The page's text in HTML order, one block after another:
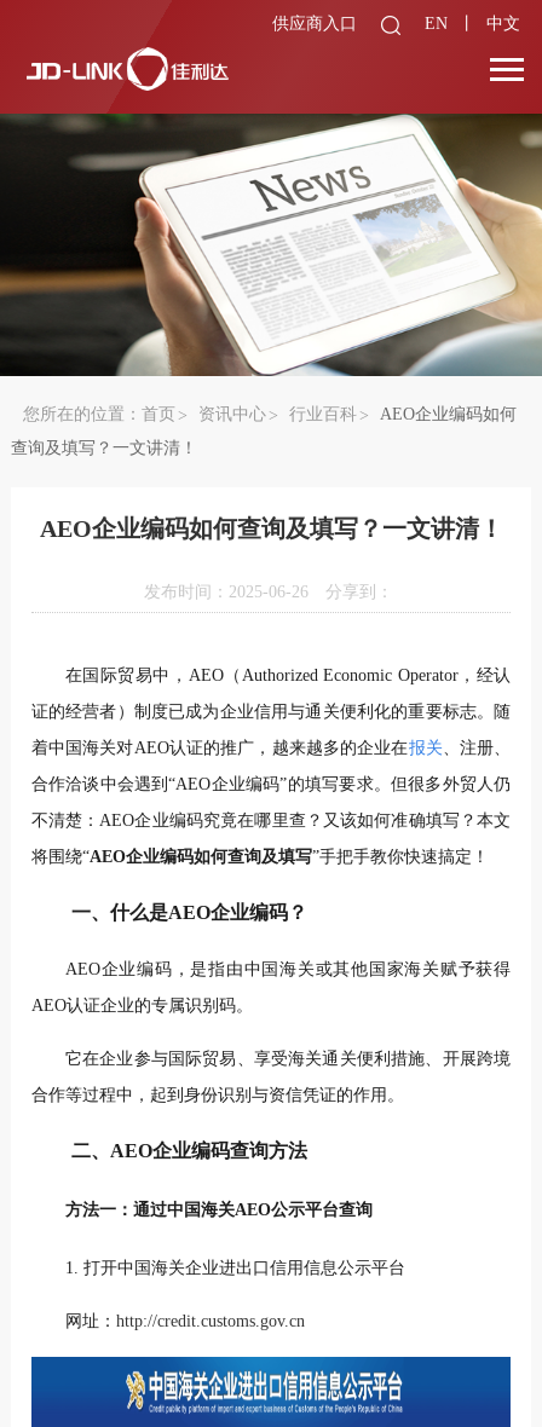
供应商入口 EN 中文
您所在的位置： 首页 资讯中心 行业百科
AEO企业编码如何
查询及填写？一文讲清！
AEO企业编码如何查询及填写？一文讲清！
发布时间：2025-06-26 分享到：
在国际贸易中，AEO（Authorized Economic Operator， 经认
证的经营者 ）制度已成为企业信用与通关便利化的重要标志。随
着中国海关对AEO认证的推广，越来越多的企业在报关、注册、
合作洽谈中会遇到“AEO企业编码”的填写要求。但很多外贸人仍
不清楚：AEO企业编码究竟在哪里查？又该如何准确填写？本文
将围绕“AEO企业编码如何查询及填写”手把手教你快速搞定！
一、什么是AEO企业编码？
AEO企业编码，是指由中国海关或其他国家海关赋予获得
AEO认证企业的专属识别码。
它在企业参与国际贸易、享受海关通关便利措施、开展跨境
合作等过程中，起到身份识别与资信凭证的作用。
二、AEO企业编码查询方法
方法一：通过中国海关AEO公示平台查询
1. 打开中国海关企业进出口信用信息公示平台
网址： http://credit.customs.gov.cn